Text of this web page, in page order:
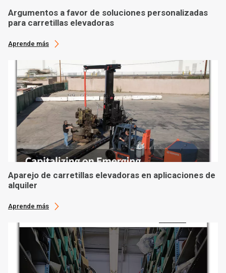
Argumentos a favor de soluciones personalizadas
para carretillas elevadoras
Aprende más
Aparejo de carretillas elevadoras en aplicaciones de
alquiler
Aprende más